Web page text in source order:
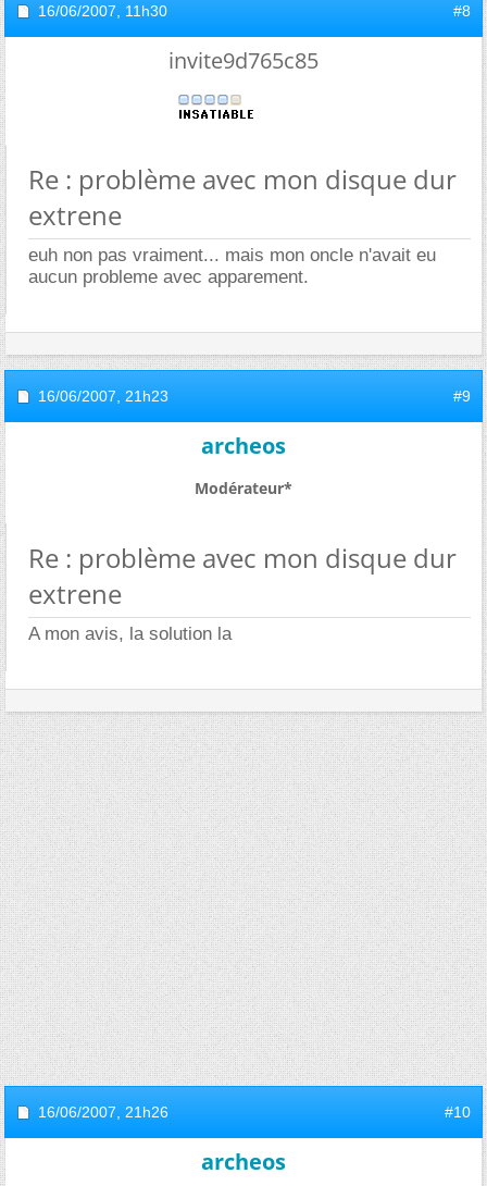
16/06/2007, 11h30 #8
invite9d765c85
Re : problème avec mon disque dur
extrene
euh non pas vraiment... mais mon oncle n'avait eu
aucun probleme avec apparement.
16/06/2007, 21h23 #9
archeos
Modérateur*
Re : problème avec mon disque dur
extrene
A mon avis, la solution la
16/06/2007, 21h26 #10
archeos